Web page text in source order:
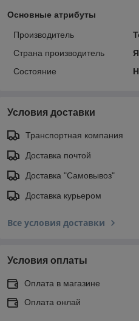
Основные атрибуты
Производитель
Страна производитель
Состояние
Условия доставки
Транспортная компания
Доставка почтой
Доставка "Самовывоз"
Доставка курьером
Все условия доставки
Условия оплаты
Оплата в магазине
Оплата онлай